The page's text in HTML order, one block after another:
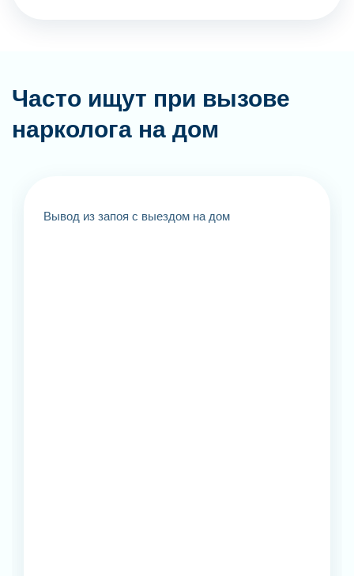
Часто ищут при вызове
нарколога на дом
Вывод из запоя с выездом на дом